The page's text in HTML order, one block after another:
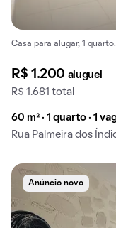
Casa para alugar, 1
R$ 1.200 aluguel
R$ 1.681 total
60 m² · 1 quarto · 1
Rua Palmeira dos
Anúncio novo